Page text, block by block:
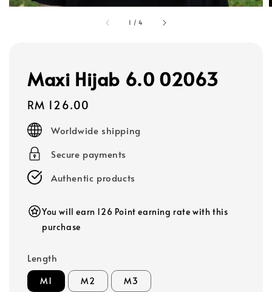
1 /4
Maxi Hijab 6.0 02063
Regular
price
RM 126.00
Worldwide shipping
Secure payments
Authentic products
You will earn 126 Point earning rate with this
purchase
Length
M1 M2 M3